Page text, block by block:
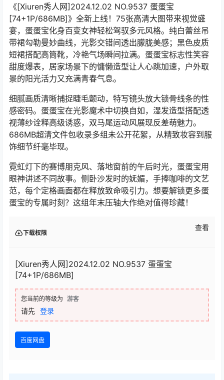
《[Xiuren秀人网]2024.12.02 NO.9537 蛋蛋宝
[74+1P/686MB]》全新上线！75张高清大图带来视觉盛
宴，蛋蛋宝化身百变女神轻松驾驭多元风格。纯白蕾丝吊
带裙勾勒曼妙曲线，光影交错间透出朦胧美感；黑色皮质
短裙搭配高筒靴，冷艳气场瞬间拉满。蛋蛋宝标志性笑容
甜度爆表，居家场景下的慵懒造型让人心跳加速，户外取
景的阳光活力又充满青春气息。
细腻画质清晰捕捉睫毛颤动，特写镜头放大锁骨线条的性
感密码。蛋蛋宝在光影魔术中切换自如，湿发造型搭配透
视薄纱诠释高级诱惑，双马尾运动风展现反差萌魅力。
686MB超清文件包收录多组未公开花絮，从精致妆容到服
饰细节纤毫毕现。
霓虹灯下的赛博朋克风、落地窗前的午后时光，蛋蛋宝用
眼神讲述不同故事。侧卧沙发时的妩媚，手捧咖啡的文艺
范，每个定格画面都在释放致命吸引力。想要解锁更多蛋
蛋宝的专属时刻？这组年末压轴大作绝对值得珍藏！
下载权限
查看
[Xiuren秀人网]2024.12.02 NO.9537 蛋蛋宝
[74+1P/686MB]
您当前的等级为 游客
请先 登录
百度网盘